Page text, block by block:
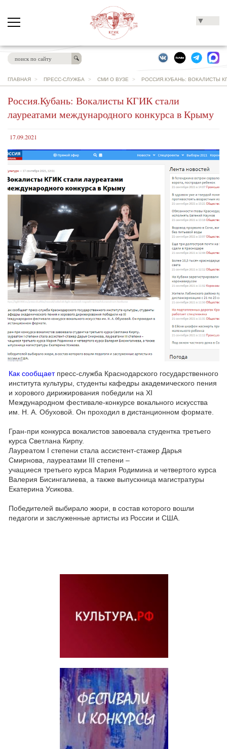
▼
ГЛАВНАЯ > ПРЕСС-СЛУЖБА > СМИ О ВУЗЕ > РОССИЯ.КУБАНЬ: ВОКАЛИСТЫ
Россия.Кубань: Вокалисты КГИК стали
лауреатами международного конкурса в Крыму
17.09.2021
Как сообщаетпресс-служба Краснодарского государственного
института культуры, студенты кафедры академического пения
и хорового дирижирования победили на XI
Международном фестивале-конкурсе вокального искусства
им. Н. А. Обуховой. Он проходил в дистанционном формате.
Гран-при конкурса вокалистов завоевала студентка третьего
курса Светлана Кирпу.
Лауреатом I степени стала ассистент-стажер Дарья
Смирнова, лауреатами III степени –
учащиеся третьего курса Мария Родимина и четвертого курса
Валерия Бисингалиева, а также выпускница магистратуры
Екатерина Усикова.
Победителей выбирало жюри, в состав которого вошли
педагоги и заслуженные артисты из России и США.